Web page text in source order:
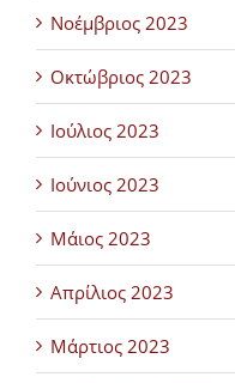
Νοέμβριος 2023
Οκτώβριος 2023
Ιούλιος 2023
Ιούνιος 2023
Μάιος 2023
Απρίλιος 2023
Μάρτιος 2023